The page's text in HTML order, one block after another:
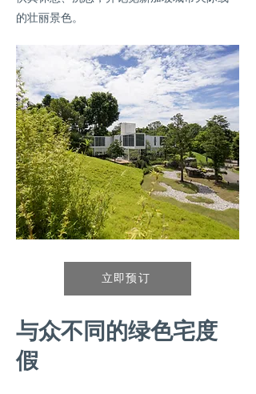
的壮丽景色。
立即预订
与众不同的绿色宅度
假